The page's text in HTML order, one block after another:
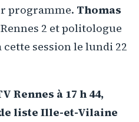
programme. Thomas
2 et politologue
session le lundi 22
Rennes à 17 h 44,
liste Ille-et-Vilaine